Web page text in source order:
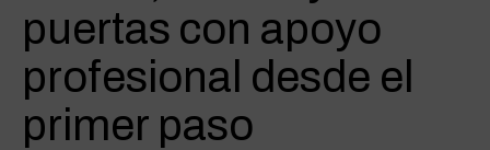
puertas con apoyo
profesional desde el
primer paso